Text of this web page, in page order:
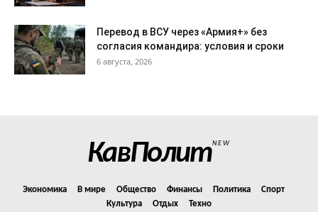
Перевод в ВСУ через «Армия+» без
согласия командира: условия и сроки
6 августа, 2026
КавПолитNEW
Экономика В мире Общество Финансы Политика
Спорт
Культура
Отдых Техно